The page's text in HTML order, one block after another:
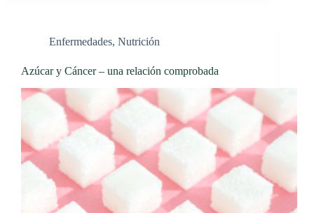
Enfermedades, Nutrición
Azúcar y Cáncer – una relación comprobada